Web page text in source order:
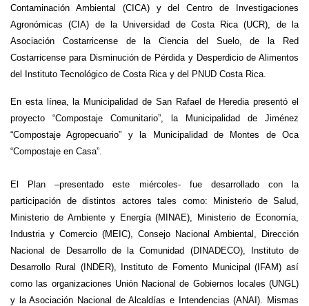
Contaminación Ambiental (CICA) y del Centro de Investigaciones
Agronómicas (CIA) de la Universidad de Costa Rica (UCR), de la
Asociación Costarricense de la Ciencia del Suelo, de la Red
Costarricense para Disminución de Pérdida y Desperdicio de Alimentos
del Instituto Tecnológico de Costa Rica y del PNUD Costa Rica.
En esta línea, la Municipalidad de San Rafael de Heredia presentó el
proyecto “Compostaje Comunitario”, la Municipalidad de Jiménez
“Compostaje Agropecuario” y la Municipalidad de Montes de Oca
“Compostaje en Casa”.
El Plan –presentado este miércoles- fue desarrollado con la
participación de distintos actores tales como: Ministerio de Salud,
Ministerio de Ambiente y Energía (MINAE), Ministerio de Economía,
Industria y Comercio (MEIC), Consejo Nacional Ambiental, Dirección
Nacional de Desarrollo de la Comunidad (DINADECO), Instituto de
Desarrollo Rural (INDER), Instituto de Fomento Municipal (IFAM) así
como las organizaciones Unión Nacional de Gobiernos locales (UNGL)
y la Asociación Nacional de Alcaldías e Intendencias (ANAI). Mismas